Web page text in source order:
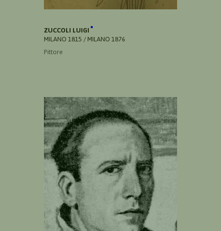
ZUCCOLI LUIGI
MILANO 1815 / MILANO 1876
Pittore